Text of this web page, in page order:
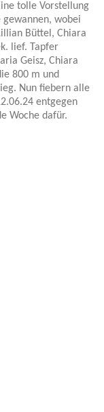
tolle Vorstellung
wobei
Büttel, Chiara
lief. Tapfer
Geisz, Chiara
800 m und
Nun fiebern alle
entgegen
Woche dafür.